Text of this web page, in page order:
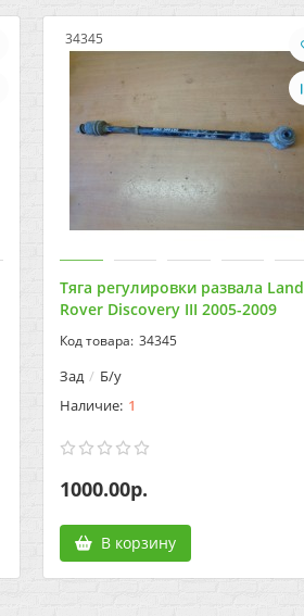
34345
Тяга регулировки развала Land
Rover Discovery III 2005-2009
34345
Зад Б/у
1
1000.00р.
В корзину